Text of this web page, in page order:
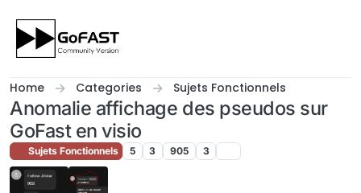
Home Categories Sujets Fonctionnels
Anomalie affichage des pseudos sur
GoFast en visio
Sujets Fonctionnels 5 3 905 3